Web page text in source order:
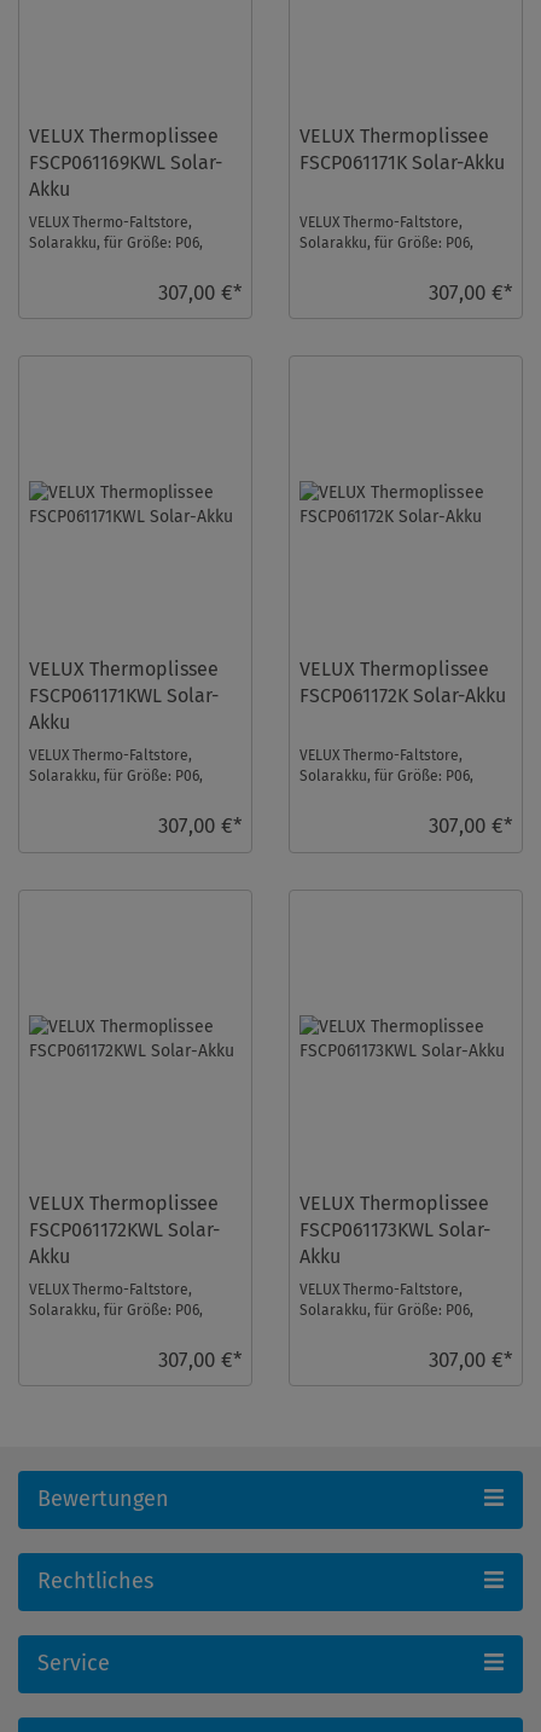
VELUX Thermoplissee
FSCP061169KWL Solar-
Akku
VELUX Thermo-Faltstore,
Solarakku, für Größe: P06,
Schiene, io-homec ...307,00 €*
VELUX Thermoplissee
FSCP061171K Solar-Akku
VELUX Thermo-Faltstore,
Solarakku, für Größe: P06,
307,00 €*
VELUX Thermoplissee
FSCP061171KWL Solar-
Akku
VELUX Thermo-Faltstore,
Solarakku, für Größe: P06,
Schiene, io-homecontr ...307,00 €*
VELUX Thermoplissee
FSCP061172K Solar-Akku
VELUX Thermo-Faltstore,
Solarakku, für Größe: P06,
307,00 €*
VELUX Thermoplissee
FSCP061172KWL Solar-
Akku
VELUX Thermo-Faltstore,
Solarakku, für Größe: P06,
Schiene, io-homecontr ...307,00 €*
VELUX Thermoplissee
FSCP061173KWL Solar-
Akku
VELUX Thermo-Faltstore,
Solarakku, für Größe: P06,
307,00 €*
Bewertungen
Rechtliches
Service